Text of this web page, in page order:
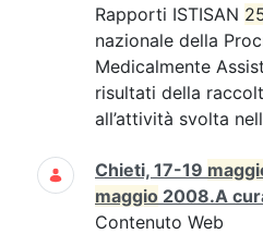
Rapporti ISTISAN
nazionale della
Medicalmente
risultati della
all’attività svolta
Chieti, 17-19
maggio 2008.A
Contenuto Web